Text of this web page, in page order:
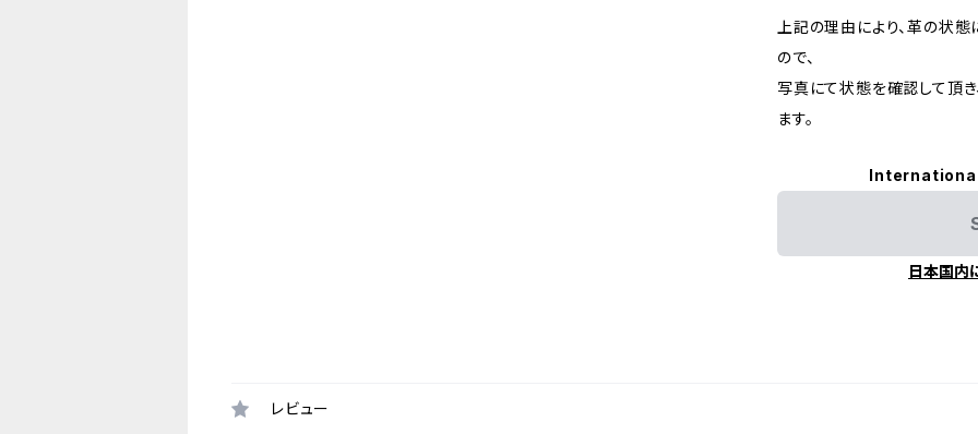
上記の理由により、革の状
ので、
写真にて状態を確認して頂
ます。
日本国内
レビュー